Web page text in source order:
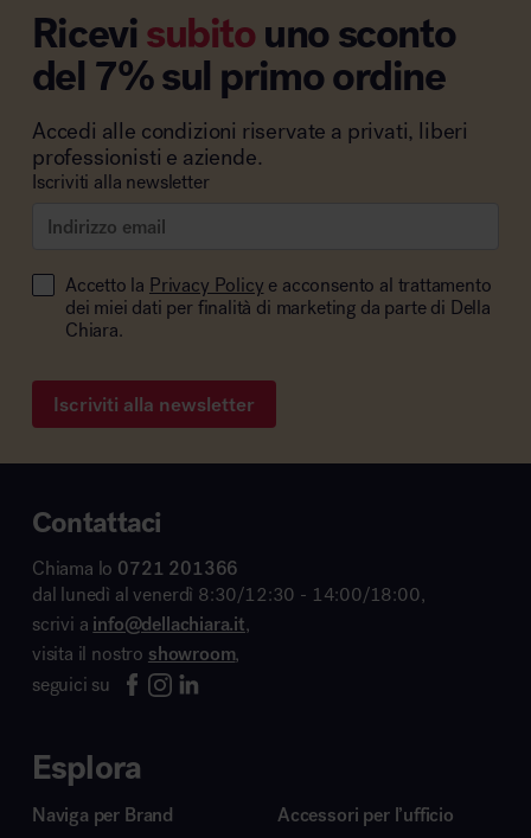
Ricevisubitouno sconto
del 7% sul primo ordine
Accedi alle condizioni riservate a privati, liberi
professionisti e aziende.
Iscriviti alla newsletter
Accetto la Privacy Policy e acconsento al trattamento
dei miei dati per finalità di marketing da parte di Della
Chiara.
Iscriviti alla newsletter
Contattaci
Chiama lo 0721 201366
dal lunedì al venerdì 8:30/12:30 - 14:00/18:00,
scrivi a info@dellachiara.it,
visita il nostro showroom,
seguici su
Esplora
Naviga per Brand
Accessori per l’ufficio